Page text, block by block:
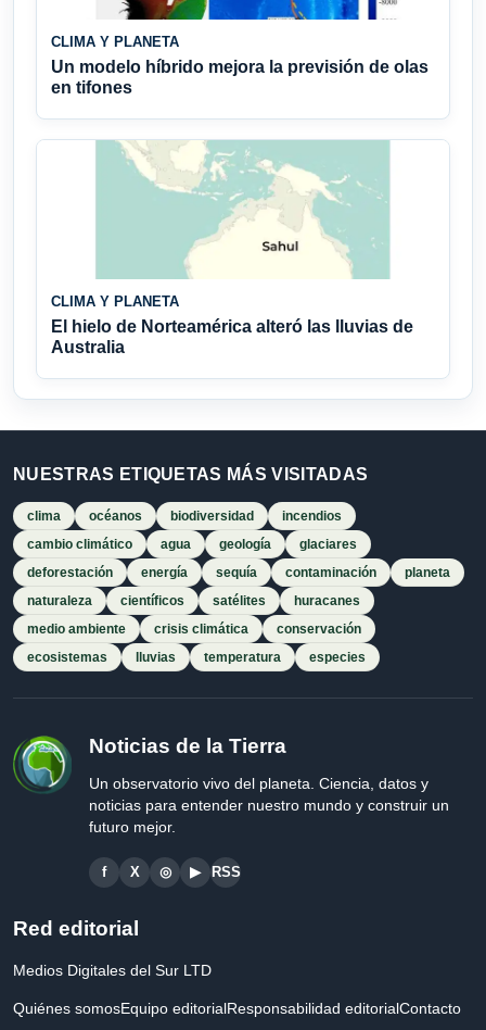
CLIMA Y PLANETA
Un modelo híbrido mejora la previsión de olas
en tifones
CLIMA Y PLANETA
El hielo de Norteamérica alteró las lluvias de
Australia
NUESTRAS ETIQUETAS MÁS VISITADAS
clima océanos biodiversidad
incendios
cambio climático
agua geología
glaciares
deforestación
energía sequía contaminación
planeta
naturaleza
científicos satélites
huracanes
medio ambiente
crisis climática
conservación
ecosistemas
lluvias temperatura especies
Noticias de la Tierra
Un observatorio vivo del planeta. Ciencia, datos y
noticias para entender nuestro mundo y construir un
futuro mejor.
f X ◎ ▶ RSS
Red editorial
Medios Digitales del Sur LTD
Quiénes somosEquipo editorialResponsabilidad editorialContacto